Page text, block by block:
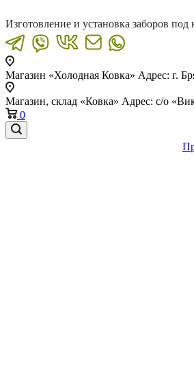
Изготовление и установка заборов под
Магазин «Холодная Ковка» Адрес: г.
Магазин, склад «Ковка» Адрес: с/о
0